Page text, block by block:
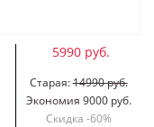
5990 руб.
Старая:14990 руб.
Экономия 9000 руб.
Скидка -60%